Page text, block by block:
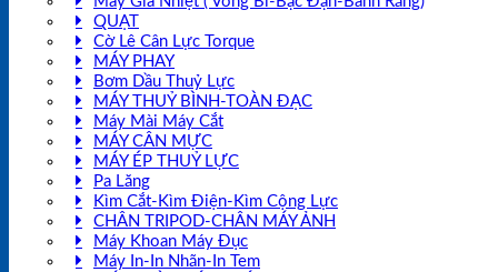
QUẠT
Cờ Lê Cân Lực Torque
MÁY PHAY
Bơm Dầu Thuỷ Lực
MÁY THUỶ BÌNH-TOÀN ĐẠC
Máy Mài Máy Cắt
MÁY CÂN MỰC
MÁY ÉP THUỶ LỰC
Pa Lăng
Kìm Cắt-Kìm Điện-Kìm Cộng Lực
CHÂN TRIPOD-CHÂN MÁY ẢNH
Máy Khoan Máy Đục
Máy In-In Nhãn-In Tem